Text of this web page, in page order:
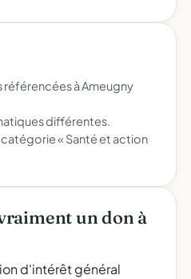
à Ameugny
différentes.
« Santé et action
un don à
d'intérêt général